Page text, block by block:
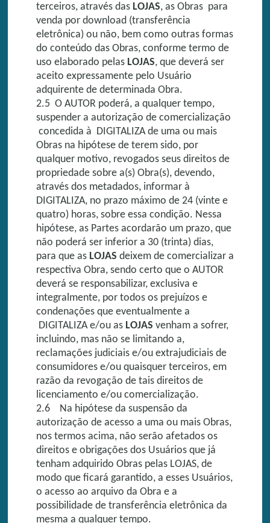
terceiros, através das LOJAS, as Obras para
venda por download (transferência
eletrônica) ou não, bem como outras formas
do conteúdo das Obras, conforme termo de
uso elaborado pelas LOJAS, que deverá ser
aceito expressamente pelo Usuário
adquirente de determinada Obra.
2.5 O AUTOR poderá, a qualquer tempo,
suspender a autorização de comercialização
concedida à DIGITALIZA de uma ou mais
Obras na hipótese de terem sido, por
qualquer motivo, revogados seus direitos de
propriedade sobre a(s) Obra(s), devendo,
através dos metadados, informar à
DIGITALIZA, no prazo máximo de 24 (vinte e
quatro) horas, sobre essa condição. Nessa
hipótese, as Partes acordarão um prazo, que
não poderá ser inferior a 30 (trinta) dias,
para que as LOJAS deixem de comercializar a
respectiva Obra, sendo certo que o AUTOR
deverá se responsabilizar, exclusiva e
integralmente, por todos os prejuízos e
condenações que eventualmente a
DIGITALIZA e/ou as LOJAS venham a sofrer,
incluindo, mas não se limitando a,
reclamações judiciais e/ou extrajudiciais de
consumidores e/ou quaisquer terceiros, em
razão da revogação de tais direitos de
licenciamento e/ou comercialização.
2.6 Na hipótese da suspensão da
autorização de acesso a uma ou mais Obras,
nos termos acima, não serão afetados os
direitos e obrigações dos Usuários que já
tenham adquirido Obras pelas LOJAS, de
modo que ficará garantido, a esses Usuários,
o acesso ao arquivo da Obra e a
possibilidade de transferência eletrônica da
mesma a qualquer tempo.